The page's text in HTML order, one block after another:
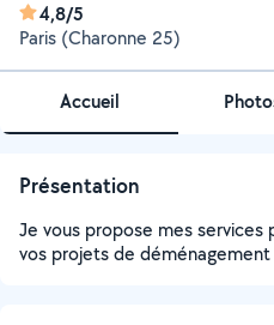
4,8/5
Paris (Charonne 25)
Accueil
Présentation
Je vous propose mes services
vos projets de déménagement